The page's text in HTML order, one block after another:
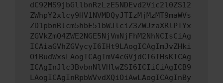
dC92MS9jbGllbnRzLzE5NDEvd2Vic2l0ZS12
ZWhpY2xlcy9HV1NVMDQyJTIzMjMzMT9maWVs
ZD1pbnRlcm5hbE51bWJlciZ3ZWJzaXRlPTYx
ZGVkZmQ4ZWE2NGE5NjVmNjFhM2NhNCIsCiAg
ICAiaGVhZGVycyI6IHt9LAogICAgImJvZHki
OiBudWxsLAogICAgImV4cGVjdCI6IHsKICAg
ICAgInJlc3BvbnNlVHlwZSI6ICIiCiAgICB9
LAogICAgInRpbWVvdXQiOiAwLAogICAgInBy